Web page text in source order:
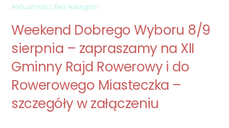
Aktualności,Bez kategorii
Weekend Dobrego Wyboru 8/9
sierpnia – zapraszamy na XII
Gminny Rajd Rowerowy i do
Rowerowego Miasteczka –
szczegóły w załączeniu